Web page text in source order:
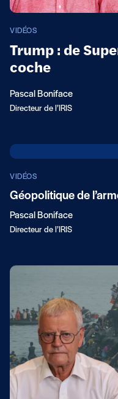
VIDÉOS
Trump : de
coche
Pascal Boniface
Directeur de l’IRIS
VIDÉOS
Géopolitique de
Pascal Boniface
Directeur de l’IRIS